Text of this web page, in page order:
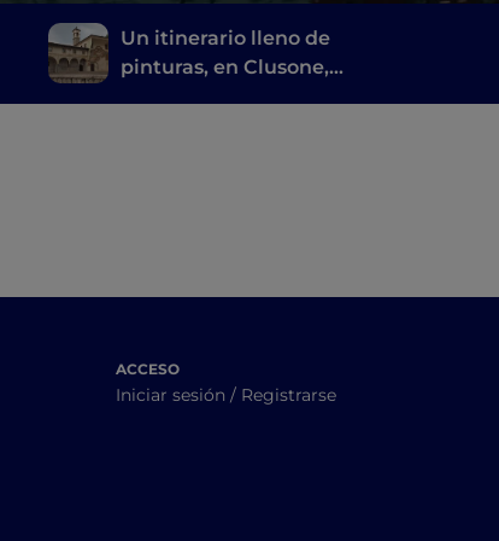
Un itinerario lleno de
pinturas, en Clusone,
ACCESO
Iniciar sesión / Registrarse